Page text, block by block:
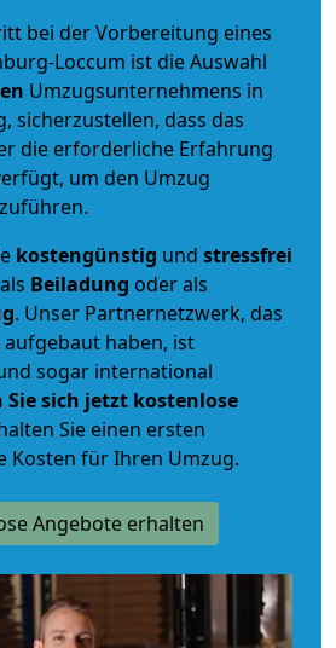
bei der Vorbereitung eines
Loccum ist die Auswahl
Umzugsunternehmens in
sicherzustellen, dass das
die erforderliche Erfahrung
um den Umzug
kostengünstig und stressfrei
Beiladung oder als
. Unser Partnernetzwerk, das
haben, ist
sogar international
Sie sich jetzt kostenlose
Sie einen ersten
Kosten für Ihren Umzug.
Angebote erhalten